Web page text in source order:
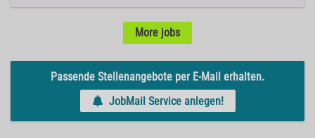
More jobs
Passende Stellenangebote per E-Mail erhalten.
JobMail Service anlegen!